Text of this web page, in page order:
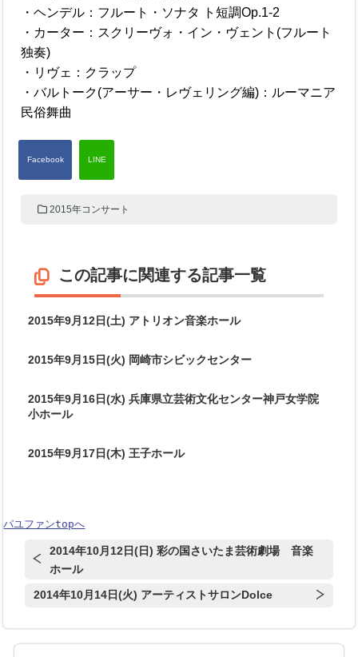
・ヘンデル：フルート・ソナタ ト短調Op.1-2
・カーター：スクリーヴォ・イン・ヴェント(フルート
独奏)
・リヴェ：クラップ
・バルトーク(アーサー・レヴェリング編)：ルーマニア
民俗舞曲
2015年コンサート
この記事に関連する記事一覧
2015年9月12日(土) アトリオン音楽ホール
2015年9月15日(火) 岡崎市シビックセンター
2015年9月16日(水) 兵庫県立芸術文化センター神戸女学院
小ホール
2015年9月17日(木) 王子ホール
パユファンtopへ
2014年10月12日(日) 彩の国さいたま芸術劇場 音楽
ホール
2014年10月14日(火) アーティストサロンDolce